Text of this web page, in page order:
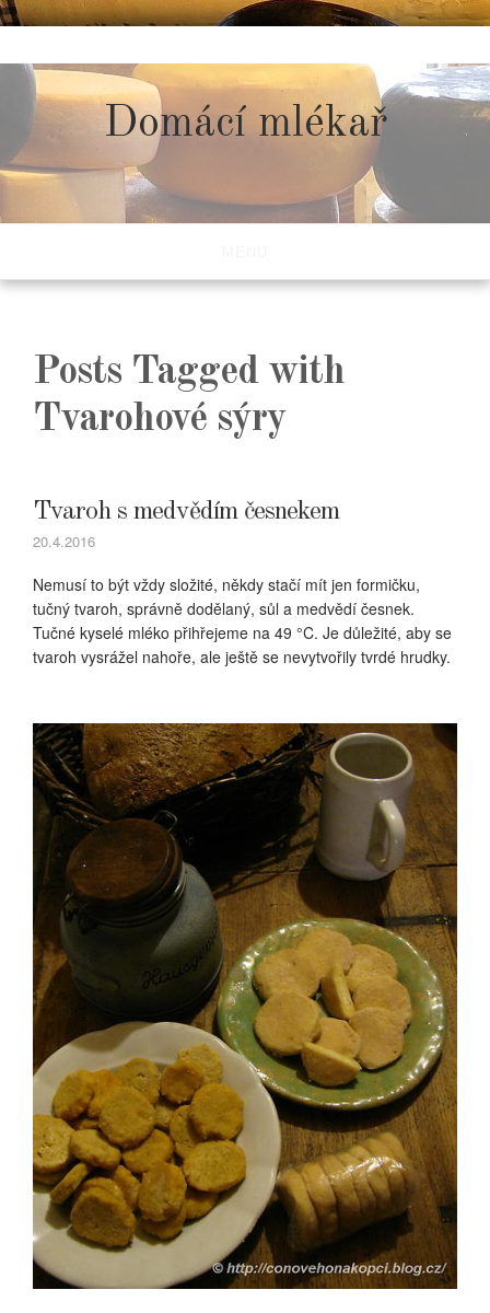
to
content
Domácí mlékař
Posts Tagged with
Tvarohové sýry
Tvaroh s medvědím česnekem
20.4.2016
Nemusí to být vždy složité, někdy stačí mít jen formičku,
tučný tvaroh, správně dodělaný, sůl a medvědí česnek.
Tučné kyselé mléko přihřejeme na 49 °C. Je důležité, aby se
tvaroh vysrážel nahoře, ale ještě se nevytvořily tvrdé hrudky.